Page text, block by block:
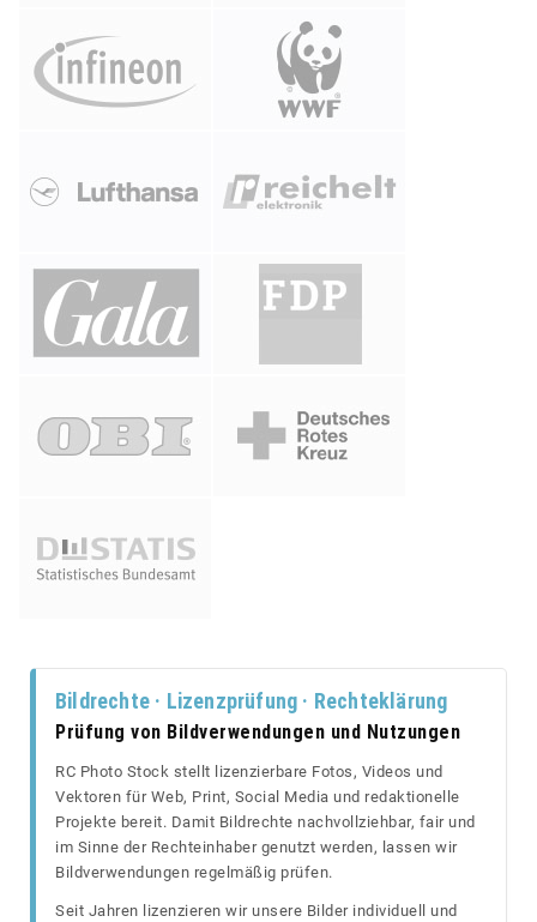
Bildrechte · Lizenzprüfung · Rechteklärung
Prüfung von Bildverwendungen und Nutzungen
RC Photo Stock stellt lizenzierbare Fotos, Videos und
Vektoren für Web, Print, Social Media und redaktionelle
Projekte bereit. Damit Bildrechte nachvollziehbar, fair und
im Sinne der Rechteinhaber genutzt werden, lassen wir
Bildverwendungen regelmäßig prüfen.
Seit Jahren lizenzieren wir unsere Bilder individuell und